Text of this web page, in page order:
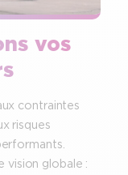
vos
contraintes
risques
vision globale :